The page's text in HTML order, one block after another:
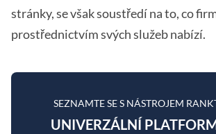
stránky, se však soustředí na to, co
prostřednictvím svých služeb nabízí.
SEZNAMTE SE S NÁSTROJEM
UNIVERZÁLNÍ